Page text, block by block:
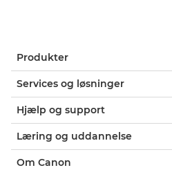
Produkter
Services og løsninger
Hjælp og support
Læring og uddannelse
Om Canon